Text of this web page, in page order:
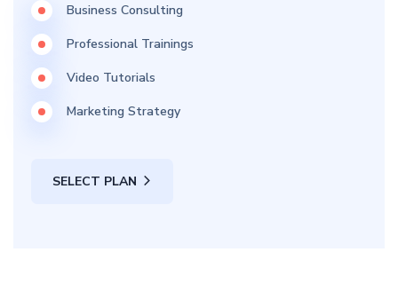
Business Consulting
Professional Trainings
Video Tutorials
Marketing Strategy
SELECT PLAN